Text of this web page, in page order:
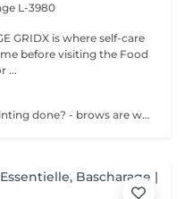
L-3980
GRIDX is where self-care
before visiting the Food
...
Emphasize your beauty! How is tinting done? - brows are washed - tinting is performed - excess paint is removed - brows are styled Age restrictions: recommended age from 14 years. Post procedure recommendations: do not wash brows and do not put on makeup for 12 hours. Frequency: once in 3 weeks.